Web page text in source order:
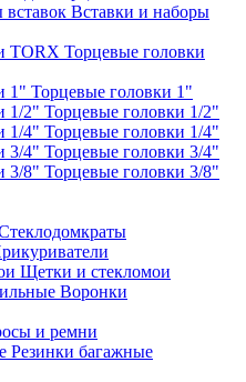
Вставки и наборы
Торцевые головки
Торцевые головки 1"
Торцевые головки 1/2"
Торцевые головки 1/4"
Торцевые головки 3/4"
Торцевые головки 3/8"
Щетки и стекломои
Воронки
и ремни
Резинки багажные